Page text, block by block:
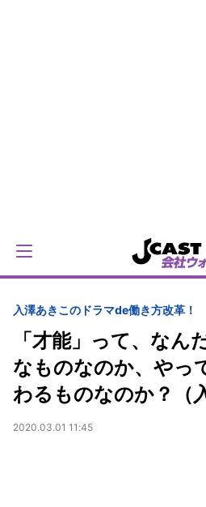
入澤あきこのドラマde働き方改革！
「才能」って、なん
なものなのか、やっ
わるものなのか？（
2020.03.01 11:45